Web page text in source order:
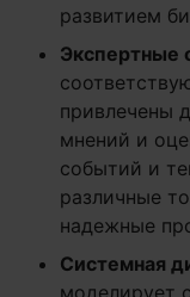
развитием
Экспертные
привлечены
мнений и
событий и
различные
надежные
Системная
моделирует